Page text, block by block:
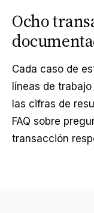
Ocho
Cada caso de
líneas de
las cifras de
FAQ sobre
transacción